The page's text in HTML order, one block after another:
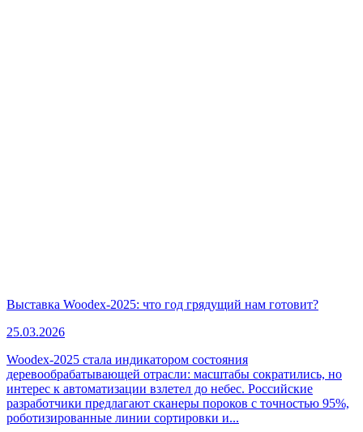
Выставка Woodex-2025: что год грядущий нам готовит?
25.03.2026
Woodex-2025 стала индикатором состояния
деревообрабатывающей отрасли: масштабы сократились, но
интерес к автоматизации взлетел до небес. Российские
разработчики предлагают сканеры пороков с точностью 95%,
роботизированные линии сортировки и...